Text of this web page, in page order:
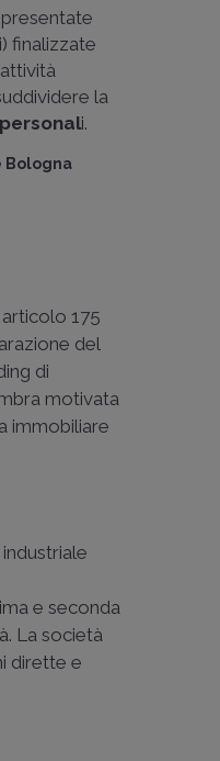
finalizzate
la
i.
Bologna
175
del
di
motivata
immobiliare
e seconda
La società
dirette e